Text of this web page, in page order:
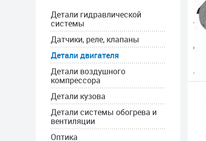
Детали гидравлической
системы
Датчики, реле, клапаны
Детали двигателя
Детали воздушного
компрессора
Детали кузова
Детали системы обогрева и
вентиляции
Оптика